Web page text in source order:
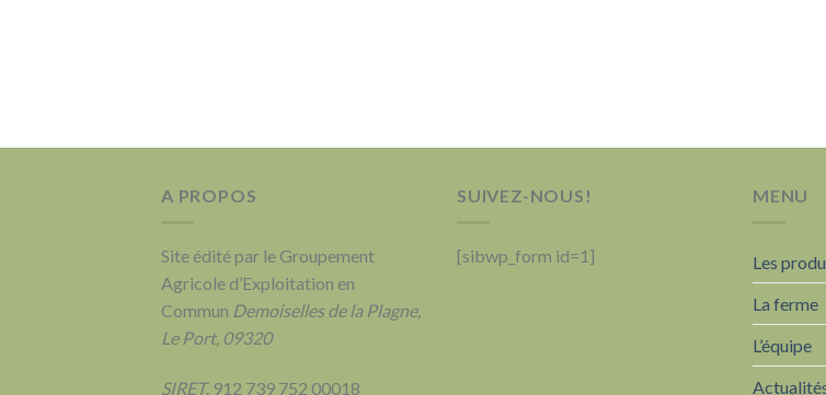
A PROPOS
Site édité par le Groupement
Agricole d’Exploitation en
Commun Demoiselles de la Plagne,
Le Port, 09320
SIRET. 912 739 752 00018
SUIVEZ-NOUS!
[sibwp_form id=1]
MENU
Les
La ferme
L’équipe